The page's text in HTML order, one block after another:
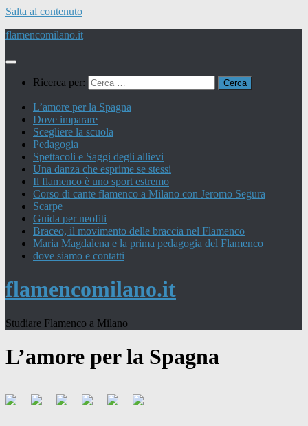
Salta al contenuto
flamencomilano.it
Ricerca per:
L’amore per la Spagna
Dove imparare
Scegliere la scuola
Pedagogia
Spettacoli e Saggi degli allievi
Una danza che esprime se stessi
Il flamenco è uno sport estremo
Corso di cante flamenco a Milano con Jeromo Segura
Scarpe
Guida per neofiti
Braceo, il movimento delle braccia nel Flamenco
Maria Magdalena e la prima pedagogia del Flamenco
dove siamo e contatti
flamencomilano.it
Studiare Flamenco a Milano
L’amore per la Spagna